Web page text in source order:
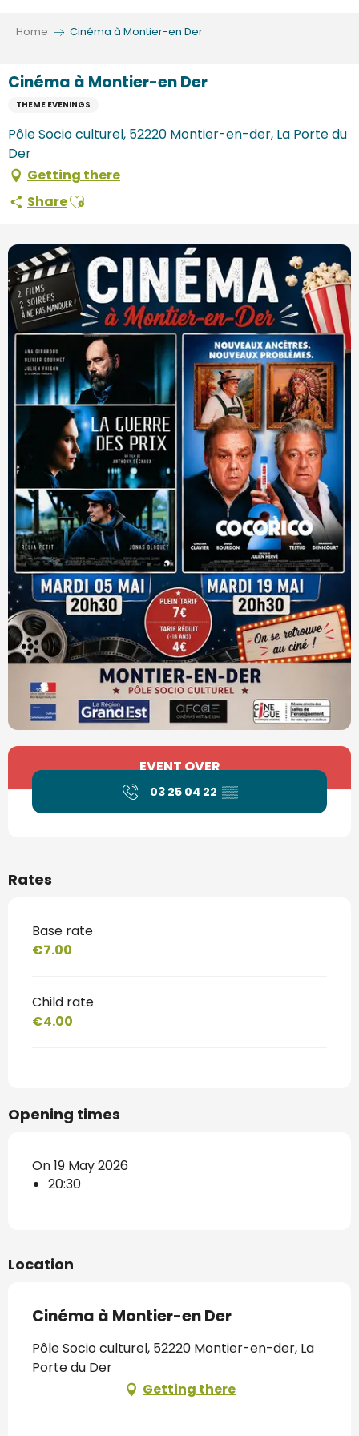
Home Cinéma à Montier-en Der
Cinéma à Montier-en Der
THEME EVENINGS
Pôle Socio culturel, 52220 Montier-en-der, La Porte du
Der
Getting there
ShareAjouter aux favoris
Opening hours & contact details
EVENT OVER
03 25 04 22 ▒▒
Rates
Base rate
€7.00
Child rate
€4.00
Opening times
On 19 May 2026
20:30
Location
Cinéma à Montier-en Der
Pôle Socio culturel, 52220 Montier-en-der, La
Porte du Der
Getting there